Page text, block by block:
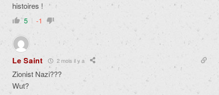
histoires !
5 -1
Le Saint 2 mois il y a
Zionist Nazi???
Wut?